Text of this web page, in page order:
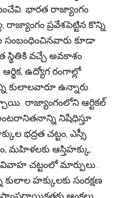
భారత రాజ్యాంగం
రాజ్యాంగం ప్రవేశపెట్టిన కొన్ని
సంబంధించినవారు కూడా
స్థితికి వచ్చే అవకాశం
ఉద్యోగ రంగాల్లో
కులాలవారూ ఉన్నారు.
రాజ్యాంగంలోని ఆర్టికల్
నిషేధిస్తూ
భద్రత చట్టం, ఎస్సీ
మహిళలకు ఆస్తిహక్కు;
చట్టంలో మార్పులు..
హక్కులకు సంరక్షణ